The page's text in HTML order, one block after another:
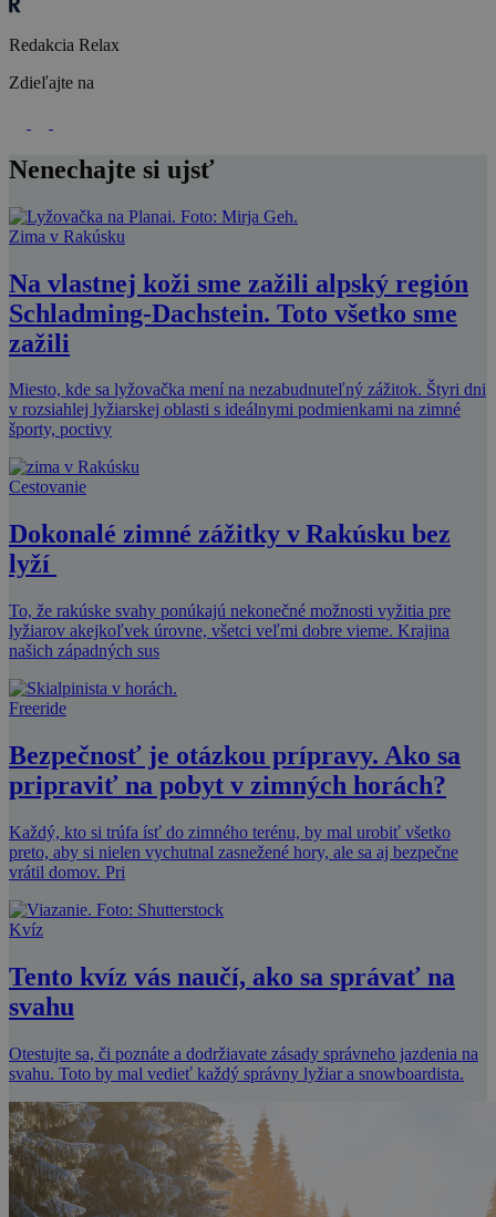
Redakcia Relax
Zdieľajte na
Nenechajte si ujsť
Zima v Rakúsku
Na vlastnej koži sme zažili alpský región
Schladming-Dachstein. Toto všetko sme
zažili
Miesto, kde sa lyžovačka mení na nezabudnuteľný zážitok. Štyri dni
v rozsiahlej lyžiarskej oblasti s ideálnymi podmienkami na zimné
športy, poctivy
Cestovanie
Dokonalé zimné zážitky v Rakúsku bez
lyží
To, že rakúske svahy ponúkajú nekonečné možnosti vyžitia pre
lyžiarov akejkoľvek úrovne, všetci veľmi dobre vieme. Krajina
našich západných sus
Freeride
Bezpečnosť je otázkou prípravy. Ako sa
pripraviť na pobyt v zimných horách?
Každý, kto si trúfa ísť do zimného terénu, by mal urobiť všetko
preto, aby si nielen vychutnal zasnežené hory, ale sa aj bezpečne
vrátil domov. Pri
Kvíz
Tento kvíz vás naučí, ako sa správať na
svahu
Otestujte sa, či poznáte a dodržiavate zásady správneho jazdenia na
svahu. Toto by mal vedieť každý správny lyžiar a snowboardista.